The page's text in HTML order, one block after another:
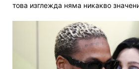
това изглежда няма никакво